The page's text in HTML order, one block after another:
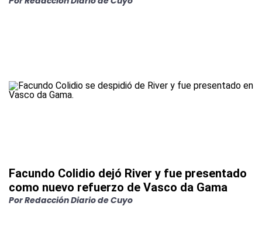
Facundo Colidio dejó River y fue presentado
como nuevo refuerzo de Vasco da Gama
PorRedacción Diario de Cuyo